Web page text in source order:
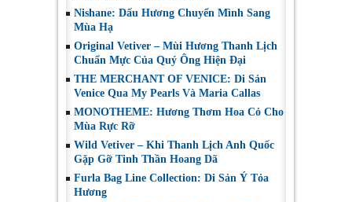
Nishane: Dấu Hương Chuyển Mình Sang
Mùa Hạ
Original Vetiver – Mùi Hương Thanh Lịch
Chuẩn Mực Của Quý Ông Hiện Đại
THE MERCHANT OF VENICE: Di Sản
Venice Qua My Pearls Và Maria Callas
MONOTHEME: Hương Thơm Hoa Cỏ Cho
Mùa Rực Rỡ
Wild Vetiver – Khi Thanh Lịch Anh Quốc
Gặp Gỡ Tinh Thần Hoang Dã
Furla Bag Line Collection: Di Sản Ý Tỏa
Hương